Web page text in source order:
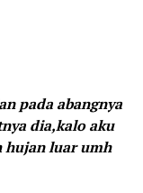
pada abangnya
dia,kalo aku
hujan luar umh